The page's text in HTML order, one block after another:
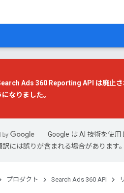
Ads 360 Reporting API は廃止さ
なりました。
Google は AI 技術を使
訳には誤りが含まれる場合があります。
プロダクト Search Ads 360 API